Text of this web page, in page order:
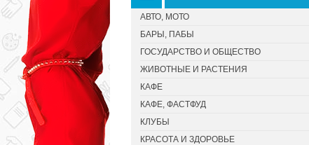
АВТО, МОТО
БАРЫ, ПАБЫ
ГОСУДАРСТВО И ОБЩЕСТВО
ЖИВОТНЫЕ И РАСТЕНИЯ
КАФЕ
КАФЕ, ФАСТФУД
КЛУБЫ
КРАСОТА И ЗДОРОВЬЕ